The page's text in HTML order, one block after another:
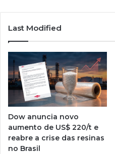
Last Modified
Dow anuncia novo
aumento de US$ 220/t e
reabre a crise das resinas
no Brasil